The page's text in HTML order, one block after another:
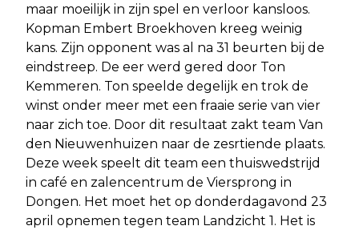
maar moeilijk in zijn spel en verloor kansloos.
Kopman Embert Broekhoven kreeg weinig
kans. Zijn opponent was al na 31 beurten bij de
eindstreep. De eer werd gered door Ton
Kemmeren. Ton speelde degelijk en trok de
winst onder meer met een fraaie serie van vier
naar zich toe. Door dit resultaat zakt team Van
den Nieuwenhuizen naar de zesrtiende plaats.
Deze week speelt dit team een thuiswedstrijd
in café en zalencentrum de Viersprong in
Dongen. Het moet het op donderdagavond 23
april opnemen tegen team Landzicht 1. Het is